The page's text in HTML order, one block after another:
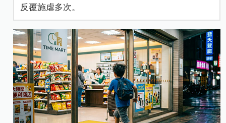
反覆施虐多次。